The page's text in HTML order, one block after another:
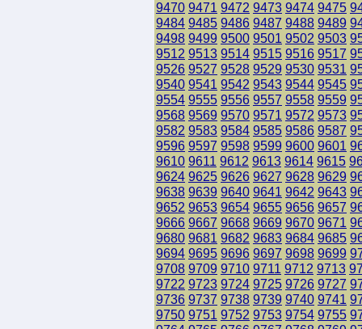
9470 9471 9472 9473 9474 9475
9484 9485 9486 9487 9488 9489
9498 9499 9500 9501 9502 9503
9512 9513 9514 9515 9516 9517
9526 9527 9528 9529 9530 9531
9540 9541 9542 9543 9544 9545
9554 9555 9556 9557 9558 9559
9568 9569 9570 9571 9572 9573
9582 9583 9584 9585 9586 9587
9596 9597 9598 9599 9600 9601
9610 9611 9612 9613 9614 9615
9624 9625 9626 9627 9628 9629
9638 9639 9640 9641 9642 9643
9652 9653 9654 9655 9656 9657
9666 9667 9668 9669 9670 9671
9680 9681 9682 9683 9684 9685
9694 9695 9696 9697 9698 9699
9708 9709 9710 9711 9712 9713
9722 9723 9724 9725 9726 9727
9736 9737 9738 9739 9740 9741
9750 9751 9752 9753 9754 9755